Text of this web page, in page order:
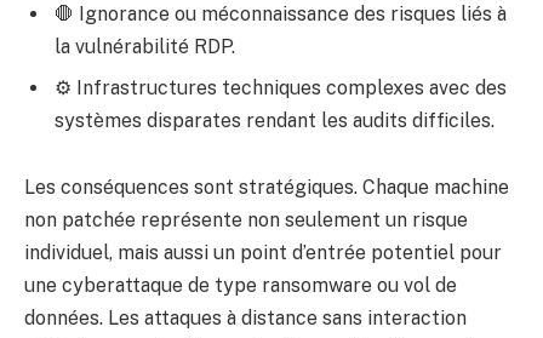
🛑 Ignorance ou méconnaissance des risques liés à
la vulnérabilité RDP.
⚙️ Infrastructures techniques complexes avec des
systèmes disparates rendant les audits difficiles.
Les conséquences sont stratégiques. Chaque machine
non patchée représente non seulement un risque
individuel, mais aussi un point d’entrée potentiel pour
une cyberattaque de type ransomware ou vol de
données. Les attaques à distance sans interaction